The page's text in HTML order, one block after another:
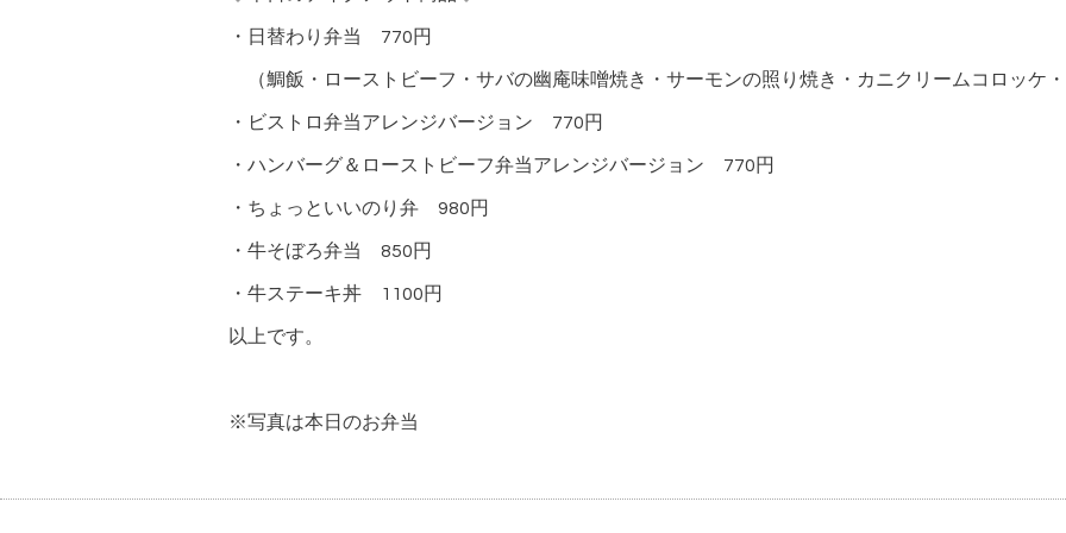
・日替わり弁当 770円
（鯛飯・ローストビーフ・サバの幽庵味噌焼き・サーモンの照り焼き・カニクリームコロッケ
・ビストロ弁当アレンジバージョン 770円
・ハンバーグ＆ローストビーフ弁当アレンジバージョン 770円
・ちょっといいのり弁 980円
・牛そぼろ弁当 850円
・牛ステーキ丼 1100円
以上です。
※写真は本日のお弁当